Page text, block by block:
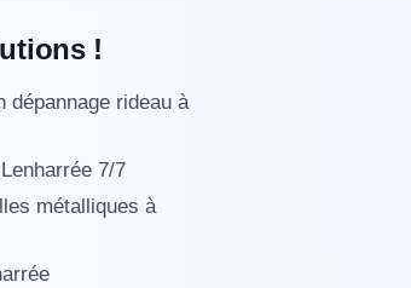
!
dépannage rideau à
7/7
métalliques à
pour traiter votre demande.